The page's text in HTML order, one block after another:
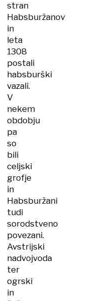
stran
Habsburžanov
in
leta
1308
postali
habsburški
vazali.
V
nekem
obdobju
pa
so
bili
celjski
grofje
in
Habsburžani
tudi
sorodstveno
povezani.
Avstrijski
nadvojvoda
ter
ogrski
in